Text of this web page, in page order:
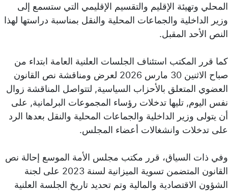
المحلي وتهيئة الإقليم والتقسيم الإقليمي التي ستسمع إلى
وزير الداخلية والجماعات المحلية والنقل بمناسبة دراستها لهذا
النص الأحد المقبل.
كما قرر المكتب استئناف الجلسات العلنية العامة ابتداء من
صباح الاثنين 30 مارس 2026 لعرض ومناقشة نص القانون
العضوي المتعلق بالأحزاب السياسية, لتتواصل المناقشة زوال
نفس اليوم, تليها تدخلات رؤساء المجموعات البرلمانية, على
أن يتولى وزير الداخلية والجماعات المحلية والنقل بعدها الرد
على تدخلات وانشغالات أعضاء المجلس.
وفي ذات السياق، قرر مكتب مجلس الأمة الموسع إحالة نص
القانون المتضمن تسوية الميزانية لسنة 2023 على لجنة
الشؤون الاقتصادية والمالية وتم تحديد تاريخ الجلسة العلنية